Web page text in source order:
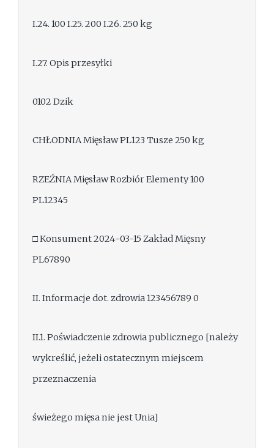
I.24. 100 I.25. 200 I.26. 250 kg
I.27. Opis przesyłki
0102 Dzik
CHŁODNIA Mięsław PL123 Tusze 250 kg
RZEŹNIA Mięsław Rozbiór Elementy 100
PL12345
□ Konsument 2024-03-15 Zakład Mięsny
PL67890
II. Informacje dot. zdrowia 123456789 0
II.1. Poświadczenie zdrowia publicznego [należy
wykreślić, jeżeli ostatecznym miejscem
przeznaczenia
świeżego mięsa nie jest Unia]